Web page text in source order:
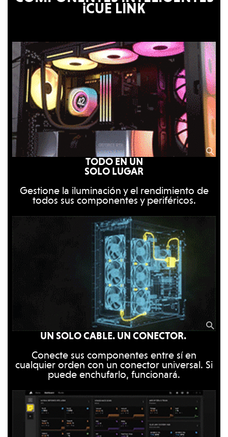
iCUE LINK
TODO EN UN
SOLO LUGAR
Gestione la iluminación y el rendimiento de
todos sus componentes y periféricos.
UN SOLO CABLE. UN CONECTOR.
Conecte sus componentes entre sí en
cualquier orden con un conector universal. Si
puede enchufarlo, funcionará.